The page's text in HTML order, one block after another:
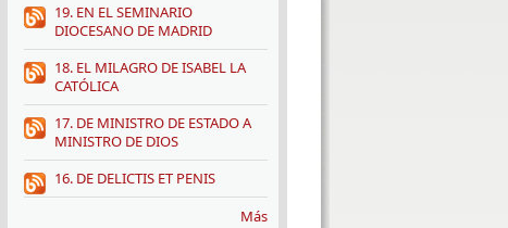
19. EN EL SEMINARIO
DIOCESANO DE MADRID
18. EL MILAGRO DE ISABEL LA
CATÓLICA
17. DE MINISTRO DE ESTADO A
MINISTRO DE DIOS
16. DE DELICTIS ET PENIS
Más